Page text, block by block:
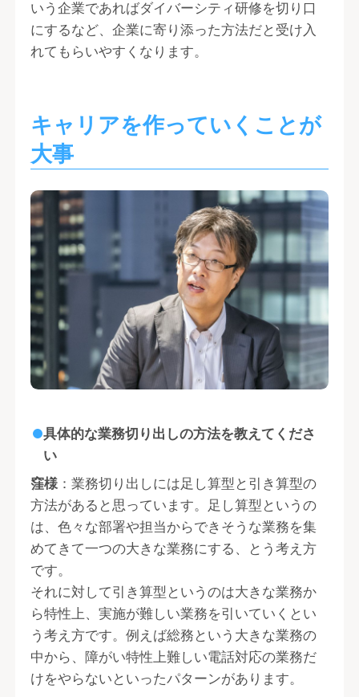
いう企業であればダイバーシティ研修を切り口
にするなど、企業に寄り添った方法だと受け入
れてもらいやすくなります。
キャリアを作っていくことが
大事
具体的な業務切り出しの方法を教えてくださ
い
窪様：業務切り出しには足し算型と引き算型の
方法があると思っています。足し算型というの
は、色々な部署や担当からできそうな業務を集
めてきて一つの大きな業務にする、とう考え方
です。
それに対して引き算型というのは大きな業務か
ら特性上、実施が難しい業務を引いていくとい
う考え方です。例えば総務という大きな業務の
中から、障がい特性上難しい電話対応の業務だ
けをやらないといったパターンがあります。